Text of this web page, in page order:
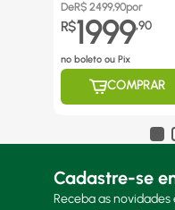
DeR$ 2499,90por
R$1999,90
no boleto ou Pix
COMPRAR
Cadastre-se
Receba as